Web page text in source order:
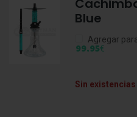
Blue
Agregar
99,95€
Sin existencias